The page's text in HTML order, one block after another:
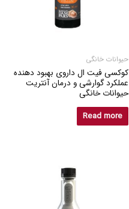
حیوانات خانگی
کوکسی فیت ال داروی بهبود دهنده
عملکرد گوارشی و درمان آنتریت
حیوانات خانگی
Read more